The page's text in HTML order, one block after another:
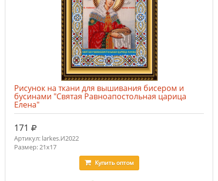
Рисунок на ткани для вышивания бисером и
бусинами "Святая Равноапостольная царица
Елена"
171 руб.
Артикул: larkes.И2022
Размер: 21х17
Купитьоптом